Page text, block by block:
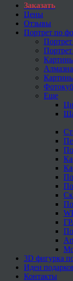
Заказать
Цены
Отзывы
Портрет по
Портрет
Еще
3D фигурка
Идеи
Контакты